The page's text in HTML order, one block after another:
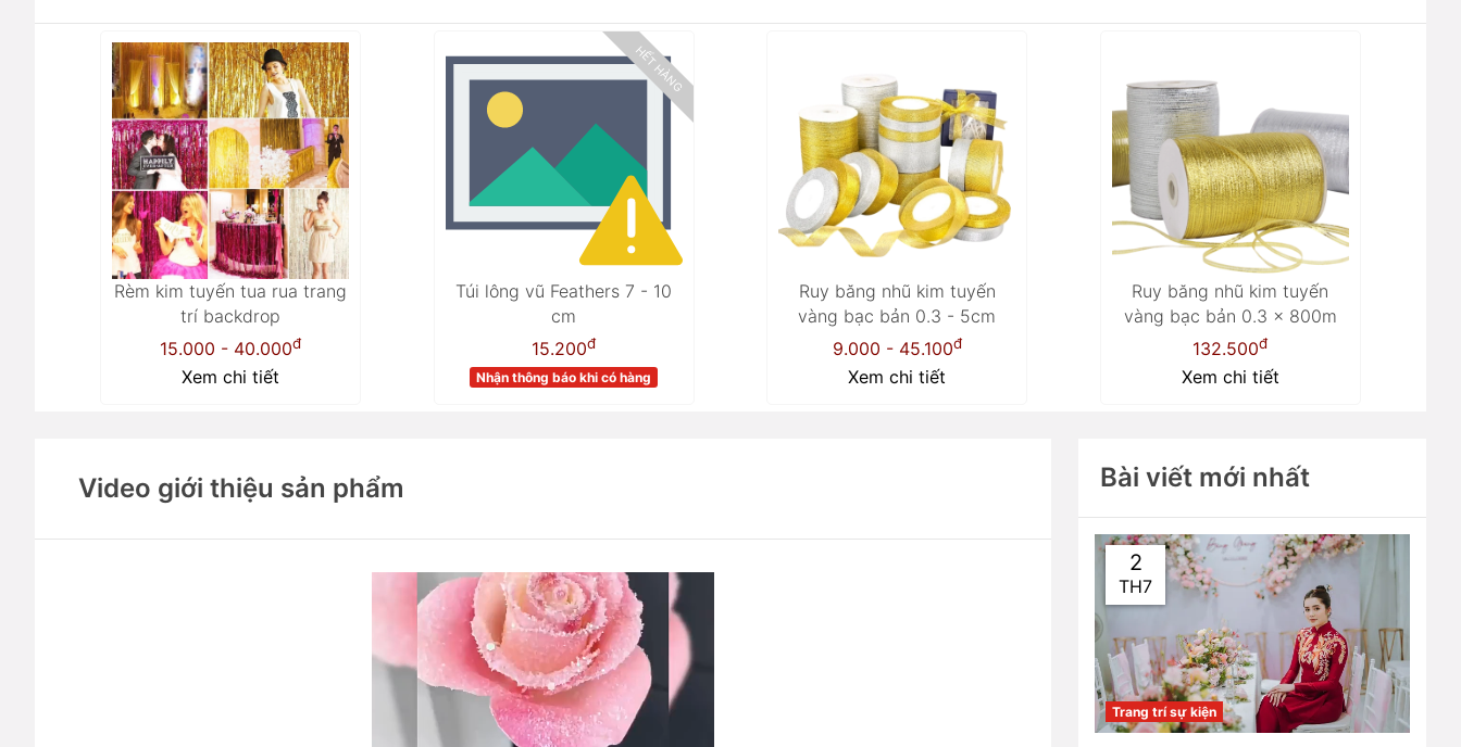
Rèm kim tuyến tua rua trang
trí backdrop
15.000 - 40.000đ
Xem chi tiết
Túi lông vũ Feathers 7 - 10
cm
15.200đ
Nhận thông báo khi có hàng
HẾT HÀNG
Ruy băng nhũ kim tuyến
vàng bạc bản 0.3 - 5cm
9.000 - 45.100đ
Xem chi tiết
Ruy băng nhũ kim tuyến
vàng bạc bản 0.3 x 800m
132.500đ
Xem chi tiết
Video giới thiệu sản phẩm Bài viết mới nhất
2
TH7
Trang trí sự kiện